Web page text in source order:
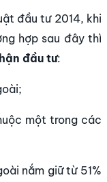
đầu tư 2014, khi
hợp sau đây thì
đầu tư:
một trong các
nắm giữ từ 51%